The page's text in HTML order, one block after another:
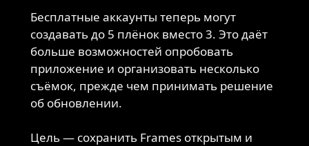
Бесплатные аккаунты теперь могут
создавать до 5 плёнок вместо 3. Это даёт
больше возможностей опробовать
приложение и организовать несколько
съёмок, прежде чем принимать решение
об обновлении.
Цель — сохранить Frames открытым и